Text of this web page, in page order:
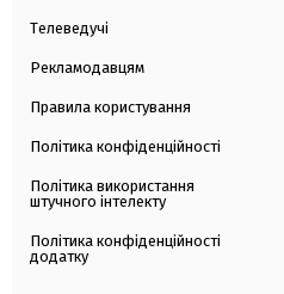
Телеведучі
Рекламодавцям
Правила користування
Політика конфіденційності
Політика використання
штучного інтелекту
Політика конфіденційності
додатку